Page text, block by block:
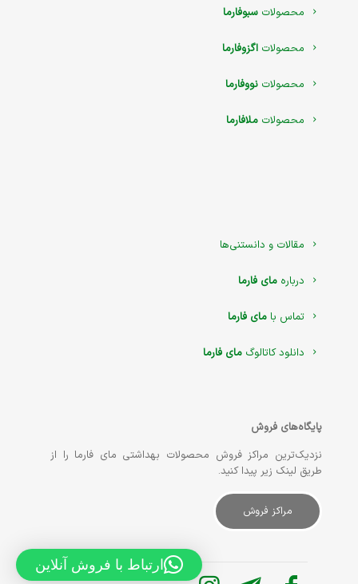
محصولاتسبوفارما
محصولات اگزوفارما
محصولات نووفارما
محصولات ملافارما
مقالات و دانستنی‌ها
درباره مای فارما
تماس با مای فارما
دانلود کاتالوگ مای فارما
پایگاه‌های فروش
نزدیک‌ترین مراکز فروش محصولات بهداشتی مای فارما را از
طریق لینک زیر پیدا کنید.
مراکز فروش
ارتباط با فروش آنلاین